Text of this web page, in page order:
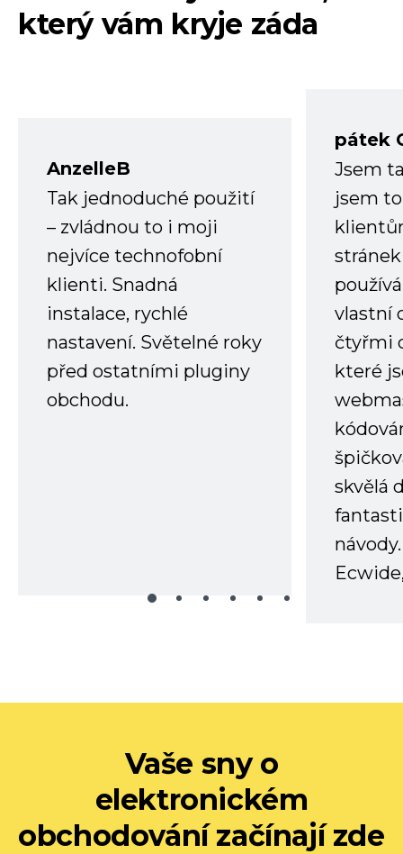
který vám kryje záda
AnzelleB
Tak jednoduché použití
– zvládnou to i moji
nejvíce technofobní
klienti. Snadná
instalace, rychlé
nastavení. Světelné roky
před ostatními pluginy
obchodu.
pátek
Jsem
jsem
vlastní
čtyřmi
které
skvělá
Vaše sny o
elektronickém
obchodování začínají zde